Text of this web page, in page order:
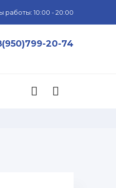
работы: 10:00 - 20:00
20-74